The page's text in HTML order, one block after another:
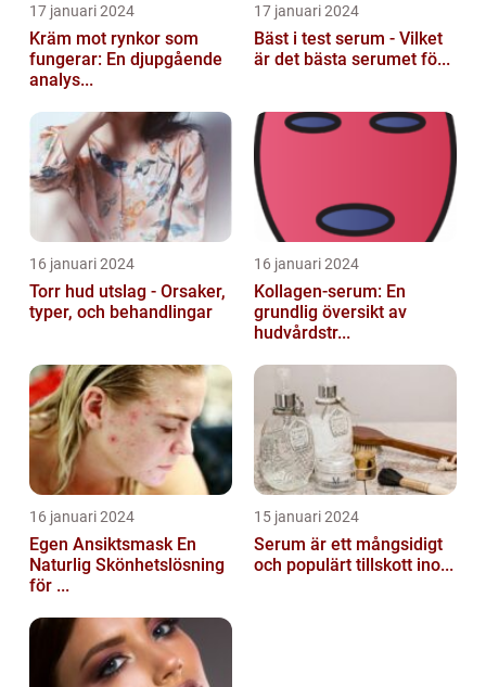
17 januari 2024
Kräm mot rynkor som
fungerar: En djupgående
analys...
17 januari 2024
Bäst i test serum - Vilket
är det bästa serumet fö...
16 januari 2024
Torr hud utslag - Orsaker,
typer, och behandlingar
16 januari 2024
Kollagen-serum: En
grundlig översikt av
hudvårdstr...
16 januari 2024
Egen Ansiktsmask En
Naturlig Skönhetslösning
för ...
15 januari 2024
Serum är ett mångsidigt
och populärt tillskott ino...